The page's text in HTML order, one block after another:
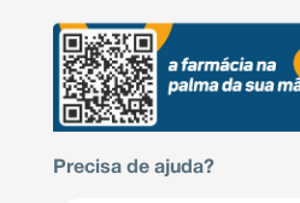
Precisa de ajuda?